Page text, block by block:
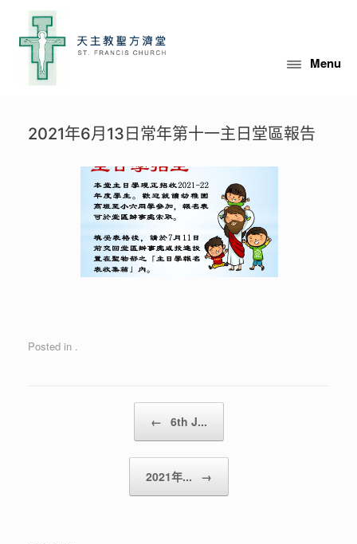
content
Menu
2021年6月13日常年第十一主日堂區報告
Posted in .
Post navigation
← 6th J...
2021年... →